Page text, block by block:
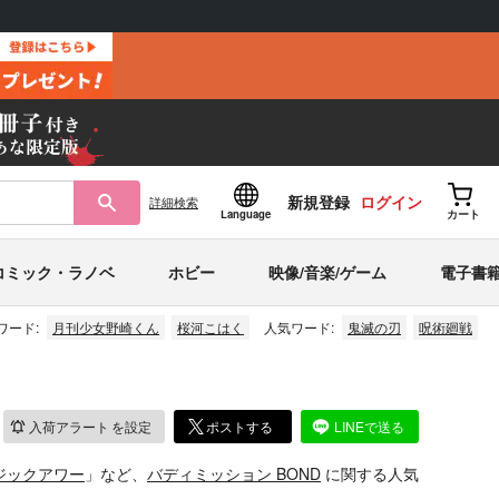
詳細検索
Language
新規登録 ログイン
カート
ミック・ラノベ ホビー 映像/音楽/ゲーム 電子書
ード: 月刊少女野崎くん 桜河こはく 人気ワード: 鬼滅の刃 呪術廻戦
入荷アラート を設定 ポストする LINEで送る
ックアワー 」など、 バディミッション BOND に関する人気